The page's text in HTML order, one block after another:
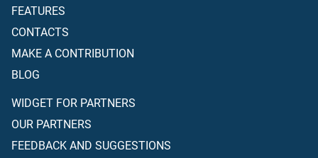
FEATURES
CONTACTS
MAKE A CONTRIBUTION
BLOG
WIDGET FOR PARTNERS
OUR PARTNERS
FEEDBACK AND SUGGESTIONS